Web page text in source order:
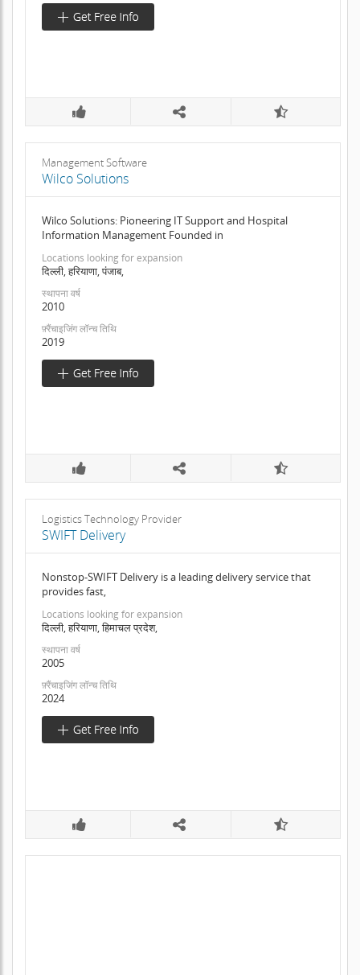
Management Software
Wilco Solutions
Wilco Solutions: Pioneering IT Support and Hospital
Information Management Founded in
Locations looking for expansion
दिल्ली, हरियाणा, पंजाब,
स्थापना वर्ष
2010
फ़्रैंचाइजिंग लॉन्च तिथि
2019
Logistics Technology Provider
SWIFT Delivery
Nonstop-SWIFT Delivery is a leading delivery service that
provides fast,
Locations looking for expansion
दिल्ली, हरियाणा, हिमाचल प्रदेश,
स्थापना वर्ष
2005
फ़्रैंचाइजिंग लॉन्च तिथि
2024